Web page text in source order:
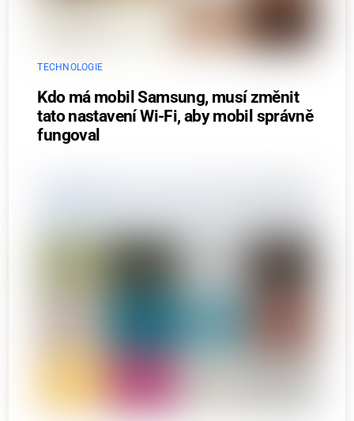
TECHNOLOGIE
Kdo má mobil Samsung, musí změnit
tato nastavení Wi-Fi, aby mobil správně
fungoval